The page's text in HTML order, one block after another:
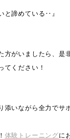
と諦めている‥』
方がいましたら、是
てください！
添いながら全力でサ
体験トレーニングに